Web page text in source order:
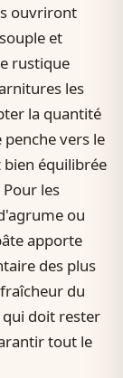
ouvriront
et
rustique
les
la quantité
vers le
bien équilibrée
les
ou
apporte
des plus
du
doit rester
tout le